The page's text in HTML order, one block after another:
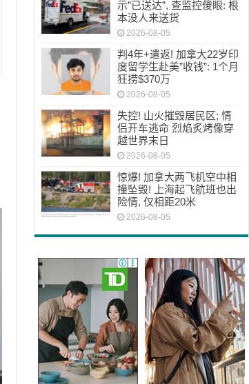
示”已送达”, 查监控傻眼: 根
本没人来送货
2026-08-05
判4年+遣返! 加拿大22岁印
度留学生赴美”收钱”: 1个月
狂捞$370万
2026-08-05
失控! 山火摧毁居民区; 情
侣开车逃命 烈焰炙烤像穿
越世界末日
2026-08-05
惊爆! 加拿大两飞机空中相
撞坠毁! 上海起飞航班也出
险情, 仅相距20米
2026-08-05